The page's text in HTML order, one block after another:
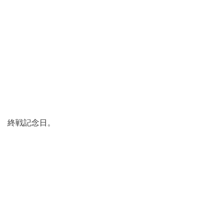
終戦記念日。